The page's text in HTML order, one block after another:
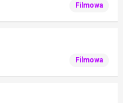
Filmowa
Filmowa